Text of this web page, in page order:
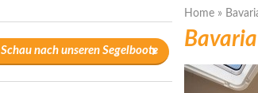
Home »
Schau nach unseren Segelboote